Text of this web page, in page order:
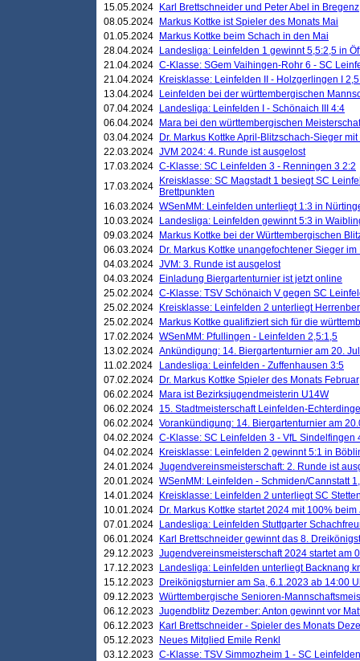
15.05.2024
Karl Brettschneider und Peter Abel in Bregenz
08.05.2024
Markus Kottke ist Spieler des Monats Mai
01.05.2024
Markus Kottke beim Schach in den Mai
28.04.2024
Landesliga: Leinfelden 1 gewinnt 5,5:2,5 in
21.04.2024 C-Klasse: SGem Vaihingen-Rohr 6 - SC
21.04.2024
Kreisklasse: Leinfelden II - Holzgerlingen I
13.04.2024
Leinfelden bei der württembergischen
07.04.2024
Landesliga: Leinfelden I - Schönaich III 4:4
06.04.2024
Mara bei den württembergischen
03.04.2024
Dr. Markus Kottke April-Blitzschach-Sieger
22.03.2024 JVM 2024: 4. Runde ist ausgelost
17.03.2024 C-Klasse: SC Leinfelden 3 - Renningen 3 2:2
17.03.2024
Kreisklasse: SC Magstadt 1 besiegt SC
Brettpunkten
16.03.2024 WSenMM: Leinfelden unterliegt 1:3 in
10.03.2024
Landesliga: Leinfelden gewinnt 5:3 in
09.03.2024
Markus Kottke bei der Württembergischen
06.03.2024
Dr. Markus Kottke unangefochtener Sieger
04.03.2024 JVM: 3. Runde ist ausgelost
04.03.2024
Einladung Biergartenturnier ist jetzt online
25.02.2024 C-Klasse: TSV Schönaich V gegen SC
25.02.2024
Kreisklasse: Leinfelden 2 unterliegt
25.02.2024
Markus Kottke qualifiziert sich für die
17.02.2024 WSenMM: Pfullingen - Leinfelden 2,5:1,5
13.02.2024 Ankündigung: 14. Biergartenturnier am 20.
11.02.2024
Landesliga: Leinfelden - Zuffenhausen 3:5
07.02.2024
Dr. Markus Kottke Spieler des Monats Februar
06.02.2024
Mara ist Bezirksjugendmeisterin U14W
06.02.2024 15. Stadtmeisterschaft Leinfelden-
06.02.2024 Vorankündigung: 14. Biergartenturnier am
04.02.2024 C-Klasse: SC Leinfelden 3 - VfL Sindelfingen
04.02.2024
Kreisklasse: Leinfelden 2 gewinnt 5:1 in
24.01.2024 Jugendvereinsmeisterschaft: 2. Runde ist
20.01.2024 WSenMM: Leinfelden - Schmiden/Cannstatt
14.01.2024
Kreisklasse: Leinfelden 2 unterliegt SC
10.01.2024
Dr. Markus Kottke startet 2024 mit 100%
07.01.2024
Landesliga: Leinfelden Stuttgarter
06.01.2024
Karl Brettschneider gewinnt das 8.
29.12.2023 Jugendvereinsmeisterschaft 2024 startet am
17.12.2023
Landesliga: Leinfelden unterliegt Backnang
15.12.2023
Dreikönigsturnier am Sa, 6.1.2023 ab 14:00
09.12.2023 Württembergische Senioren-
06.12.2023 Jugendblitz Dezember: Anton gewinnt vor
06.12.2023
Karl Brettschneider - Spieler des Monats
05.12.2023
Neues Mitglied Emile Renkl
03.12.2023 C-Klasse: TSV Simmozheim 1 - SC